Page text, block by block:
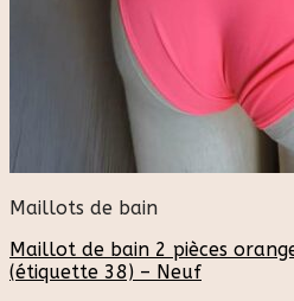
Maillots de bain
Maillot de bain 2 pièces
(étiquette 38) – Neuf